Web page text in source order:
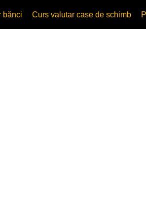
bănci Curs valutar case de schimb